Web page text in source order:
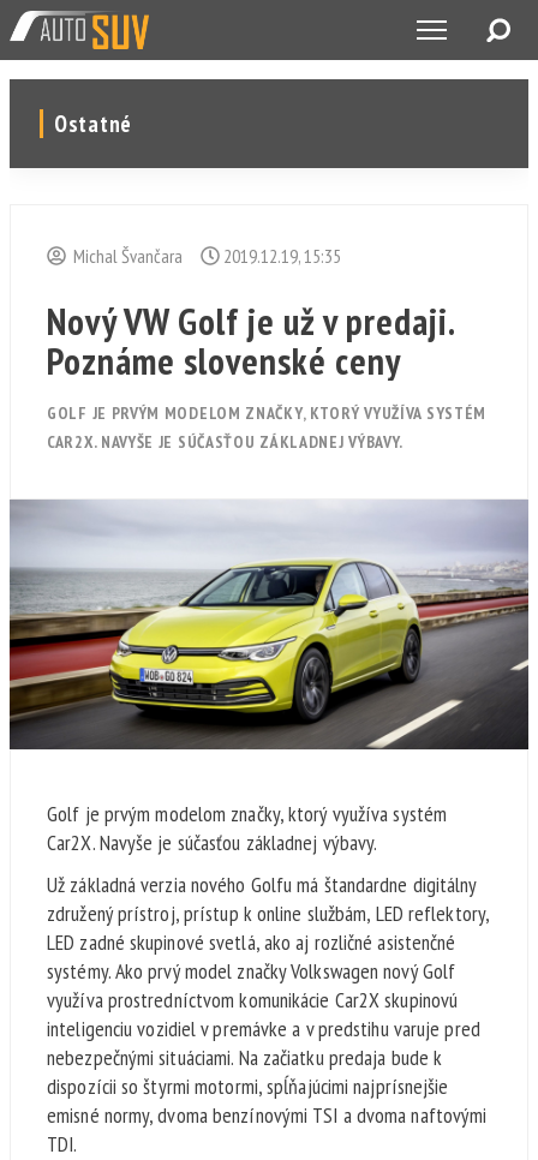
Ostatné
Michal Švančara 2019.12.19, 15:35
Nový VW Golf je už v predaji.
Poznáme slovenské ceny
GOLF JE PRVÝM MODELOM ZNAČKY, KTORÝ VYUŽÍVA SYSTÉM
CAR2X. NAVYŠE JE SÚČASŤOU ZÁKLADNEJ VÝBAVY.
Golf je prvým modelom značky, ktorý využíva systém
Car2X. Navyše je súčasťou základnej výbavy.
Už základná verzia nového Golfu má štandardne digitálny
združený prístroj, prístup k online službám, LED reflektory,
LED zadné skupinové svetlá, ako aj rozličné asistenčné
systémy. Ako prvý model značky Volkswagen nový Golf
využíva prostredníctvom komunikácie Car2X skupinovú
inteligenciu vozidiel v premávke a v predstihu varuje pred
nebezpečnými situáciami. Na začiatku predaja bude k
dispozícii so štyrmi motormi, spĺňajúcimi najprísnejšie
emisné normy, dvoma benzínovými TSI a dvoma naftovými
TDI.